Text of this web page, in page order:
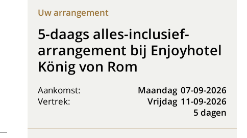
Uw arrangement
5-daags alles-inclusief-
arrangement bij Enjoyhotel
König von Rom
Aankomst: Maandag 07-09-2026
Vertrek:
Vrijdag 11-09-2026
5 dagen